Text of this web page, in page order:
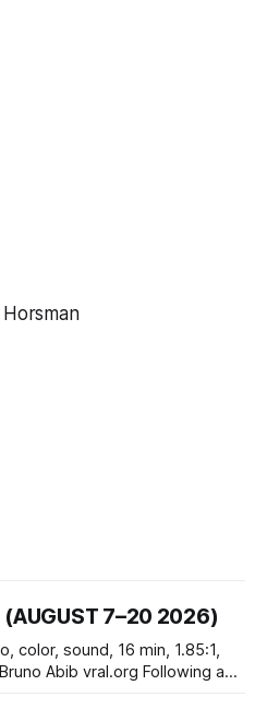
Horsman
(AUGUST 7–20 2026)